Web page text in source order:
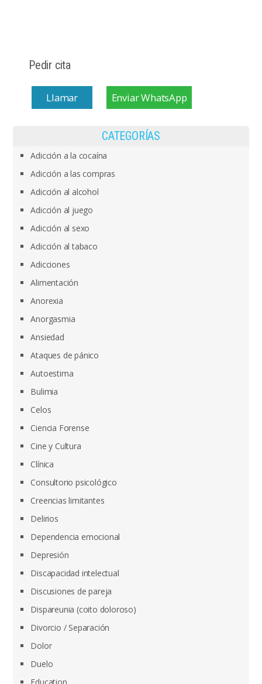
Pedir cita
Llamar Enviar WhatsApp
CATEGORÍAS
Adicción a la cocaína
Adicción a las compras
Adicción al alcohol
Adicción al juego
Adicción al sexo
Adicción al tabaco
Adicciones
Alimentación
Anorexia
Anorgasmia
Ansiedad
Ataques de pánico
Autoestima
Bulimia
Celos
Ciencia Forense
Cine y Cultura
Clínica
Consultorio psicológico
Creencias limitantes
Delirios
Dependencia emocional
Depresión
Discapacidad intelectual
Discusiones de pareja
Dispareunia (coito doloroso)
Divorcio / Separación
Dolor
Duelo